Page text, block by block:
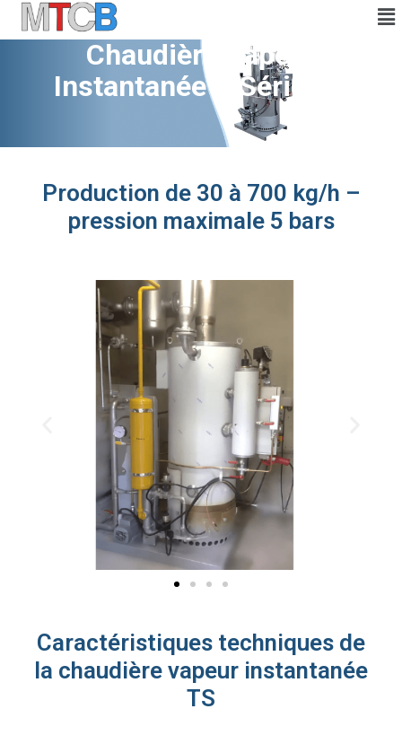
Chaudière Vapeur
Instantanée – Série TS
Production de 30 à 700 kg/h –
pression maximale 5 bars
Caractéristiques techniques de
la chaudière vapeur instantanée
TS